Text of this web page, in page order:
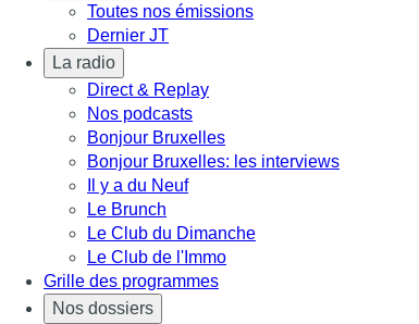
Toutes nos émissions
Dernier JT
La radio
Direct & Replay
Nos podcasts
Bonjour Bruxelles
Bonjour Bruxelles: les interviews
Il y a du Neuf
Le Brunch
Le Club du Dimanche
Le Club de l'Immo
Grille des programmes
Nos dossiers